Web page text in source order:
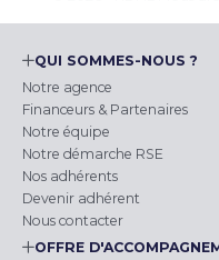
QUI SOMMES-NOUS ?
Notre agence
Financeurs & Partenaires
Notre équipe
Notre démarche RSE
Nos adhérents
Devenir adhérent
Nous contacter
OFFRE